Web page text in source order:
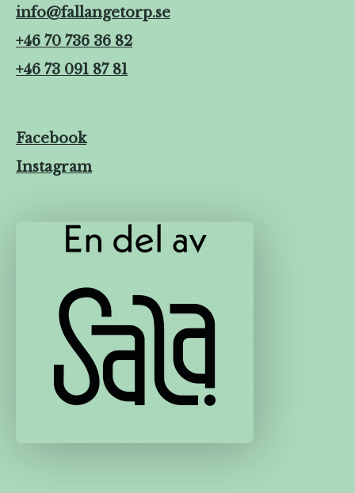
info@fallangetorp.se
+46 70 736 36 82
+46 73 091 87 81
Facebook
Instagram